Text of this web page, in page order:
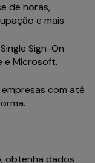
de horas,
e mais.
Sign-On
e Microsoft.
com até
obtenha dados